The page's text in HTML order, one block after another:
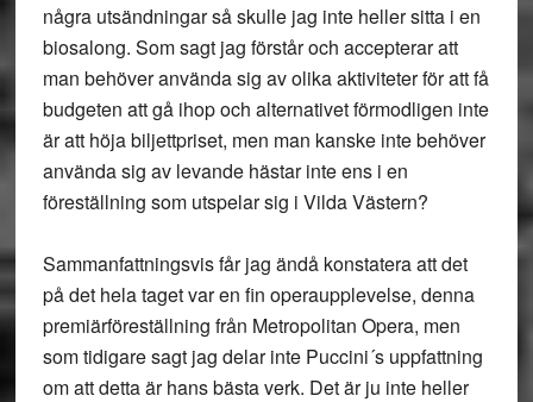
några utsändningar så skulle jag inte heller sitta i en
biosalong. Som sagt jag förstår och accepterar att
man behöver använda sig av olika aktiviteter för att få
budgeten att gå ihop och alternativet förmodligen inte
är att höja biljettpriset, men man kanske inte behöver
använda sig av levande hästar inte ens i en
föreställning som utspelar sig i Vilda Västern?
Sammanfattningsvis får jag ändå konstatera att det
på det hela taget var en fin operaupplevelse, denna
premiärföreställning från Metropolitan Opera, men
som tidigare sagt jag delar inte Puccini´s uppfattning
om att detta är hans bästa verk. Det är ju inte heller